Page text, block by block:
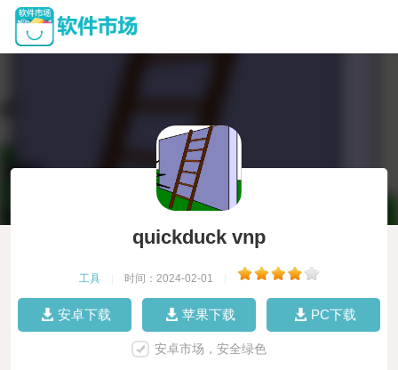
quickduck vnp
工具 时间：2024-02-01
安卓下载 苹果下载 PC下载
安卓市场，安全绿色